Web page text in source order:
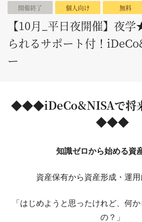
開催終了 個人向け 無料
【10月_平日夜開催】夜
られるサポート付！
ー
◆◆◆iDeCo&NISAで将
◆◆◆
知識ゼロから始める資
資産保有から資産形成・運用
「はじめようと思ったけれど、何
の？」